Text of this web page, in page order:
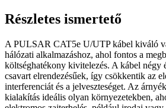
Részletes ismertető
A PULSAR CAT5e U/UTP kábel kiváló
hálózati alkalmazáshoz, ahol fontos a
költséghatékony kivitelezés. A kábel négy
csavart elrendezésűek, így csökkentik az
interferenciát és a jelveszteséget. Az
kialakítás ideális olyan környezetekben,